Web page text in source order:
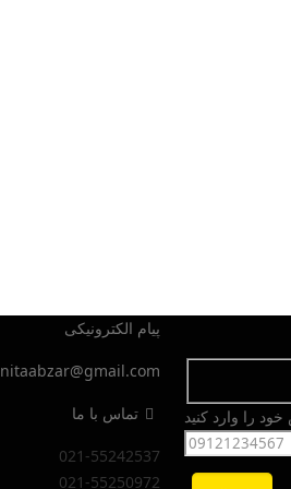
را وارد کنید
پیام الکترونیکی
nitaabzar@gmail.com
تماس با ما
021-55242537
021-55250972